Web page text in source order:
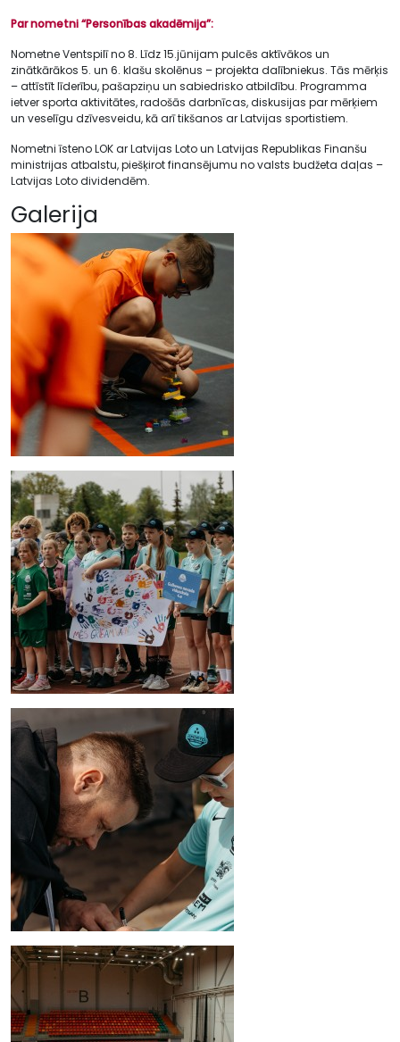
Par nometni “Personības akadēmija”:
Nometne Ventspilī no 8. Līdz 15.jūnijam pulcēs aktīvākos un
zinātkārākos 5. un 6. klašu skolēnus – projekta dalībniekus. Tās mērķis
– attīstīt līderību, pašapziņu un sabiedrisko atbildību. Programma
ietver sporta aktivitātes, radošās darbnīcas, diskusijas par mērķiem
un veselīgu dzīvesveidu, kā arī tikšanos ar Latvijas sportistiem.
Nometni īsteno LOK ar Latvijas Loto un Latvijas Republikas Finanšu
ministrijas atbalstu, piešķirot finansējumu no valsts budžeta daļas –
Latvijas Loto dividendēm.
Galerija